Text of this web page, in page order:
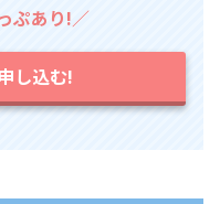
ぷあり!／
し込む!